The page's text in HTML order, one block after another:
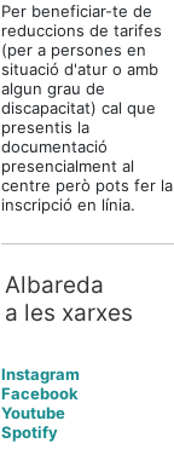
Per beneficiar-te de
reduccions de tarifes
(per a persones en
situació d'atur o amb
algun grau de
discapacitat) cal que
presentis la
documentació
presencialment al
centre però pots fer la
inscripció en línia.
Albareda
a les xarxes
Instagram
Facebook
Youtube
Spotify